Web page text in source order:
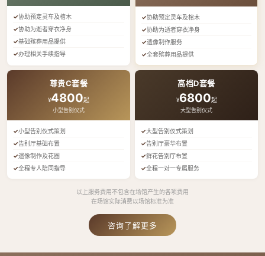
协助预定灵车及棺木
协助为逝者穿衣净身
基础殡葬用品提供
办理相关手续指导
协助预定灵车及棺木
协助为逝者穿衣净身
遗像制作服务
全套殡葬用品提供
尊贵C套餐
¥4800起
小型告别仪式
小型告别仪式策划
告别厅基础布置
遗像制作及花圈
全程专人陪同指导
高档D套餐
¥6800起
大型告别仪式
大型告别仪式策划
告别厅豪华布置
鲜花告别厅布置
全程一对一专属服务
以上服务费用不包含在场馆产生的各项费用
在场馆实际消费以场馆标准为准
咨询了解更多